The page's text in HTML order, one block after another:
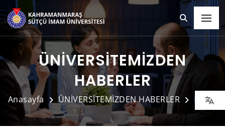
ÜNİVERSİTEMİZDEN
HABERLER
Anasayfa ÜNİVERSİTEMİZDEN HABERLER Detay